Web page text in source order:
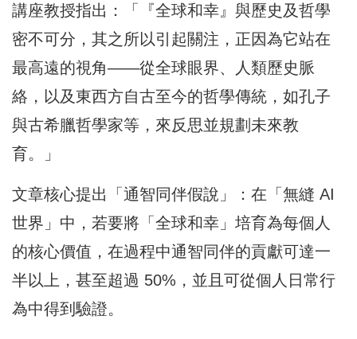
講座教授指出：「『全球和幸』與歷史及哲學
密不可分，其之所以引起關注，正因為它站在
最高遠的視角——從全球眼界、人類歷史脈
絡，以及東西方自古至今的哲學傳統，如孔子
與古希臘哲學家等，來反思並規劃未來教
育。」
文章核心提出「通智同伴假說」：在「無縫 AI
世界」中，若要將「全球和幸」培育為每個人
的核心價值，在過程中通智同伴的貢獻可達一
半以上，甚至超過 50%，並且可從個人日常行
為中得到驗證。